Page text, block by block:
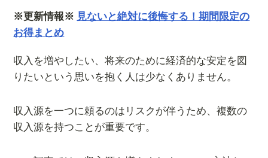
※更新情報※ 見ないと絶対に後悔する！期間限定の
お得まとめ
収入を増やしたい、将来のために経済的な安定を図
りたいという思いを抱く人は少なくありません。
収入源を一つに頼るのはリスクが伴うため、複数の
収入源を持つことが重要です。